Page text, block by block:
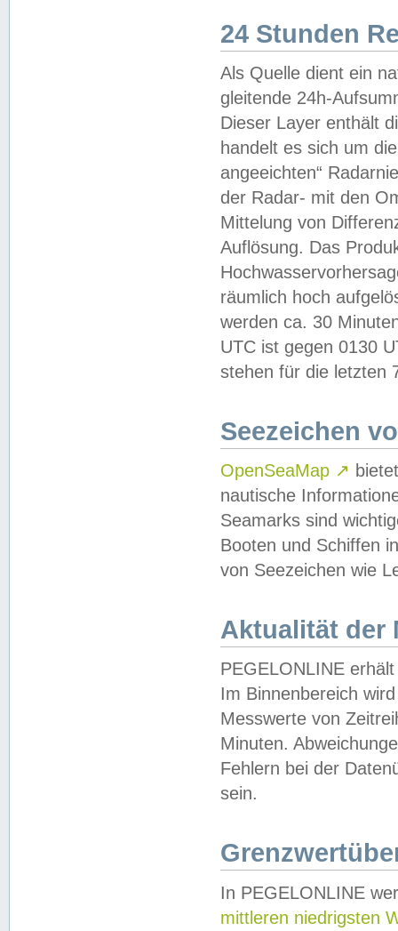
24 Stunden
Als Quelle dient ein
gleitende 24h-
Dieser Layer enthält
handelt es sich um
angeeichten“
der Radar- mit den
Mittelung von
Auflösung. Das
räumlich hoch
werden ca. 30
UTC ist gegen 0130
stehen für die letzten
Seezeichen
OpenSeaMap ↗
nautische
Seamarks sind
Booten und Schiffen
von Seezeichen wie
Aktualität der
PEGELONLINE
Im Binnenbereich
Messwerte von
Minuten.
Fehlern bei der
sein.
In PEGELONLINE
mittleren niedrigsten